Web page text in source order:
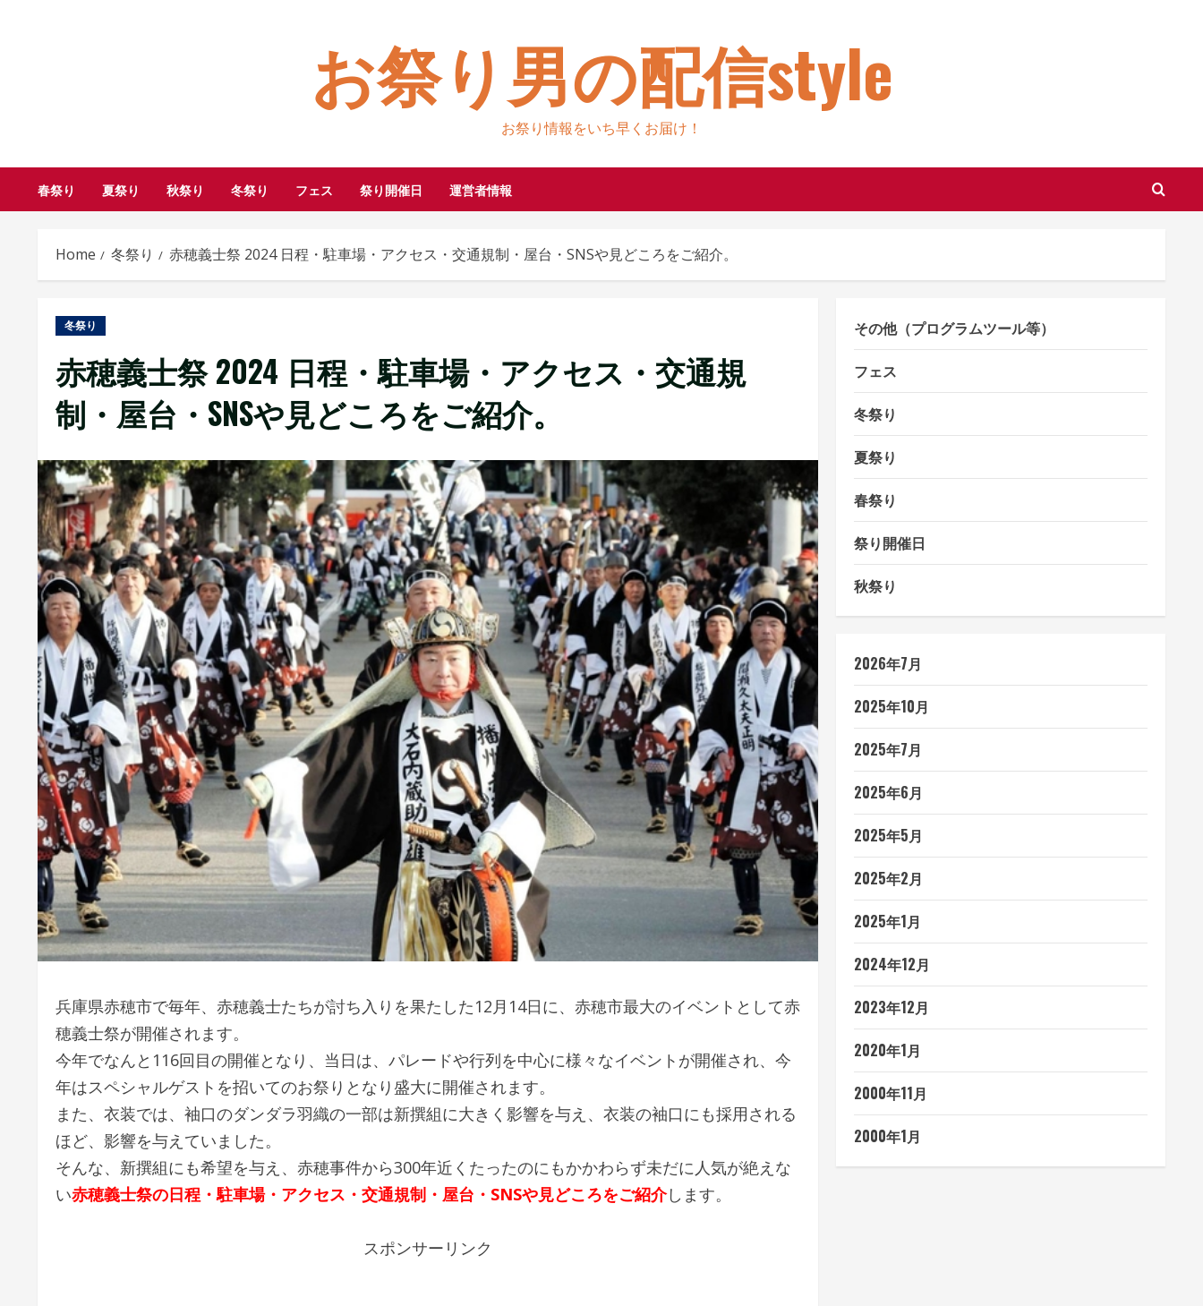
お祭り男の配信style
お祭り情報をいち早くお届け！
春祭り 夏祭り 秋祭り 冬祭り フェス 祭り開催日 運営者情報
Home 冬祭り 赤穂義士祭 2024 日程・駐車場・アクセス・交通規制・屋台・SNSや見どころをご紹介。
冬祭り
赤穂義士祭 2024 日程・駐車場・アクセス・交通規
制・屋台・SNSや見どころをご紹介。
兵庫県赤穂市で毎年、赤穂義士たちが討ち入りを果たした12月14日に、赤穂市最大のイベントとして赤
穂義士祭が開催されます。
今年でなんと116回目の開催となり、当日は、パレードや行列を中心に様々なイベントが開催され、今
年はスペシャルゲストを招いてのお祭りとなり盛大に開催されます。
また、衣装では、袖口のダンダラ羽織の一部は新撰組に大きく影響を与え、衣装の袖口にも採用される
ほど、影響を与えていました。
そんな、新撰組にも希望を与え、赤穂事件から300年近くたったのにもかかわらず未だに人気が絶えな
い赤穂義士祭の日程・駐車場・アクセス・交通規制・屋台・SNSや見どころをご紹介します。
スポンサーリンク
その他（プログラムツール等）
フェス
冬祭り
夏祭り
春祭り
祭り開催日
秋祭り
2026年7月
2025年10月
2025年7月
2025年6月
2025年5月
2025年2月
2025年1月
2024年12月
2023年12月
2020年1月
2000年11月
2000年1月